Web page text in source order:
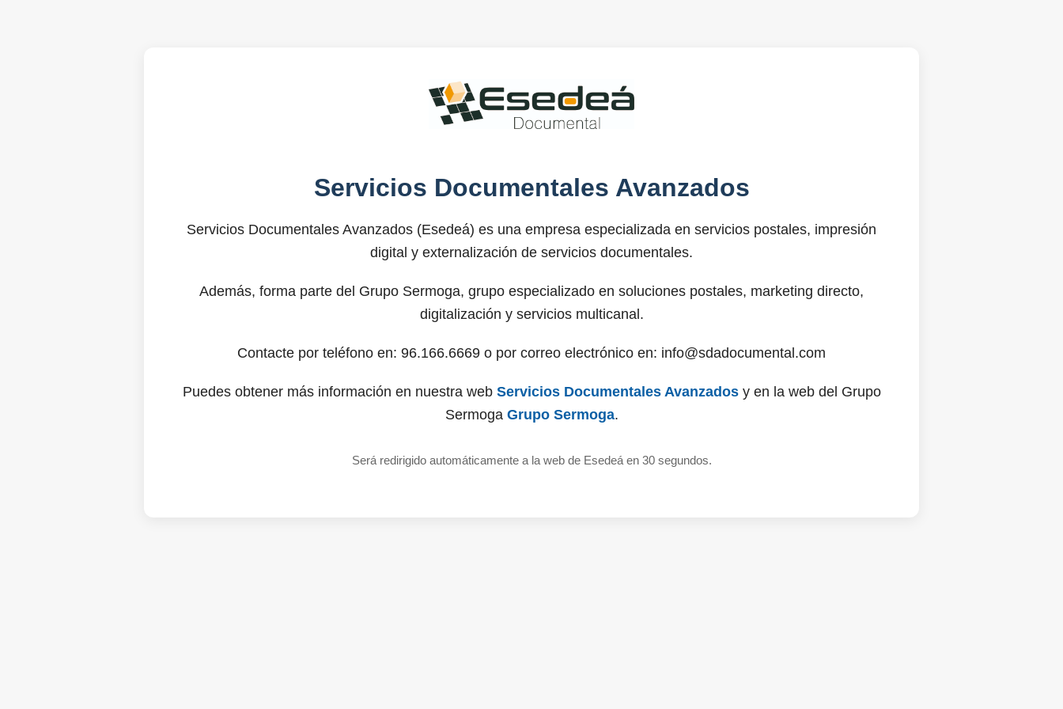
Servicios Documentales Avanzados
Servicios Documentales Avanzados (Esedeá) es una empresa especializada en servicios postales, impresión
digital y externalización de servicios documentales.
Además, forma parte del Grupo Sermoga, grupo especializado en soluciones postales, marketing directo,
digitalización y servicios multicanal.
Contacte por teléfono en: 96.166.6669 o por correo electrónico en: info@sdadocumental.com
Puedes obtener más información en nuestra web Servicios Documentales Avanzadosy en la web del Grupo
Sermoga Grupo Sermoga.
Será redirigido automáticamente a la web de Esedeá en 30 segundos.